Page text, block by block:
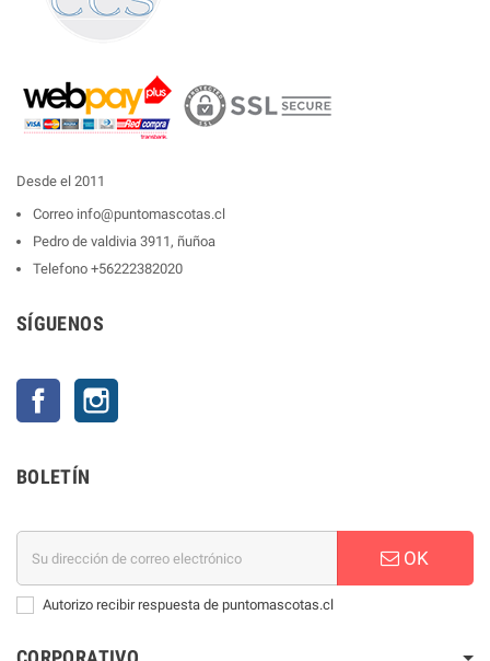
Desde el 2011
Correo info@puntomascotas.cl
Pedro de valdivia 3911, ñuñoa
Telefono +56222382020
SÍGUENOS
Facebook
BOLETÍN
OK
Autorizo recibir respuesta de puntomascotas.cl